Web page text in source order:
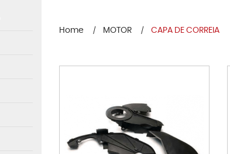
Home MOTOR CAPA DE CORREIA